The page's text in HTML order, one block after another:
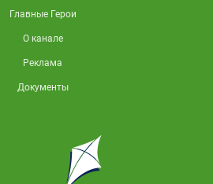
Главные Герои
О канале
Реклама
Документы